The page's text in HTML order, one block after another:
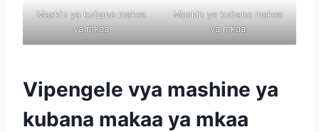
Maskin ya kubana makaa
ya mkaa
Maskin ya kubana makaa
ya mkaa
Vipengele vya mashine ya
kubana makaa ya mkaa